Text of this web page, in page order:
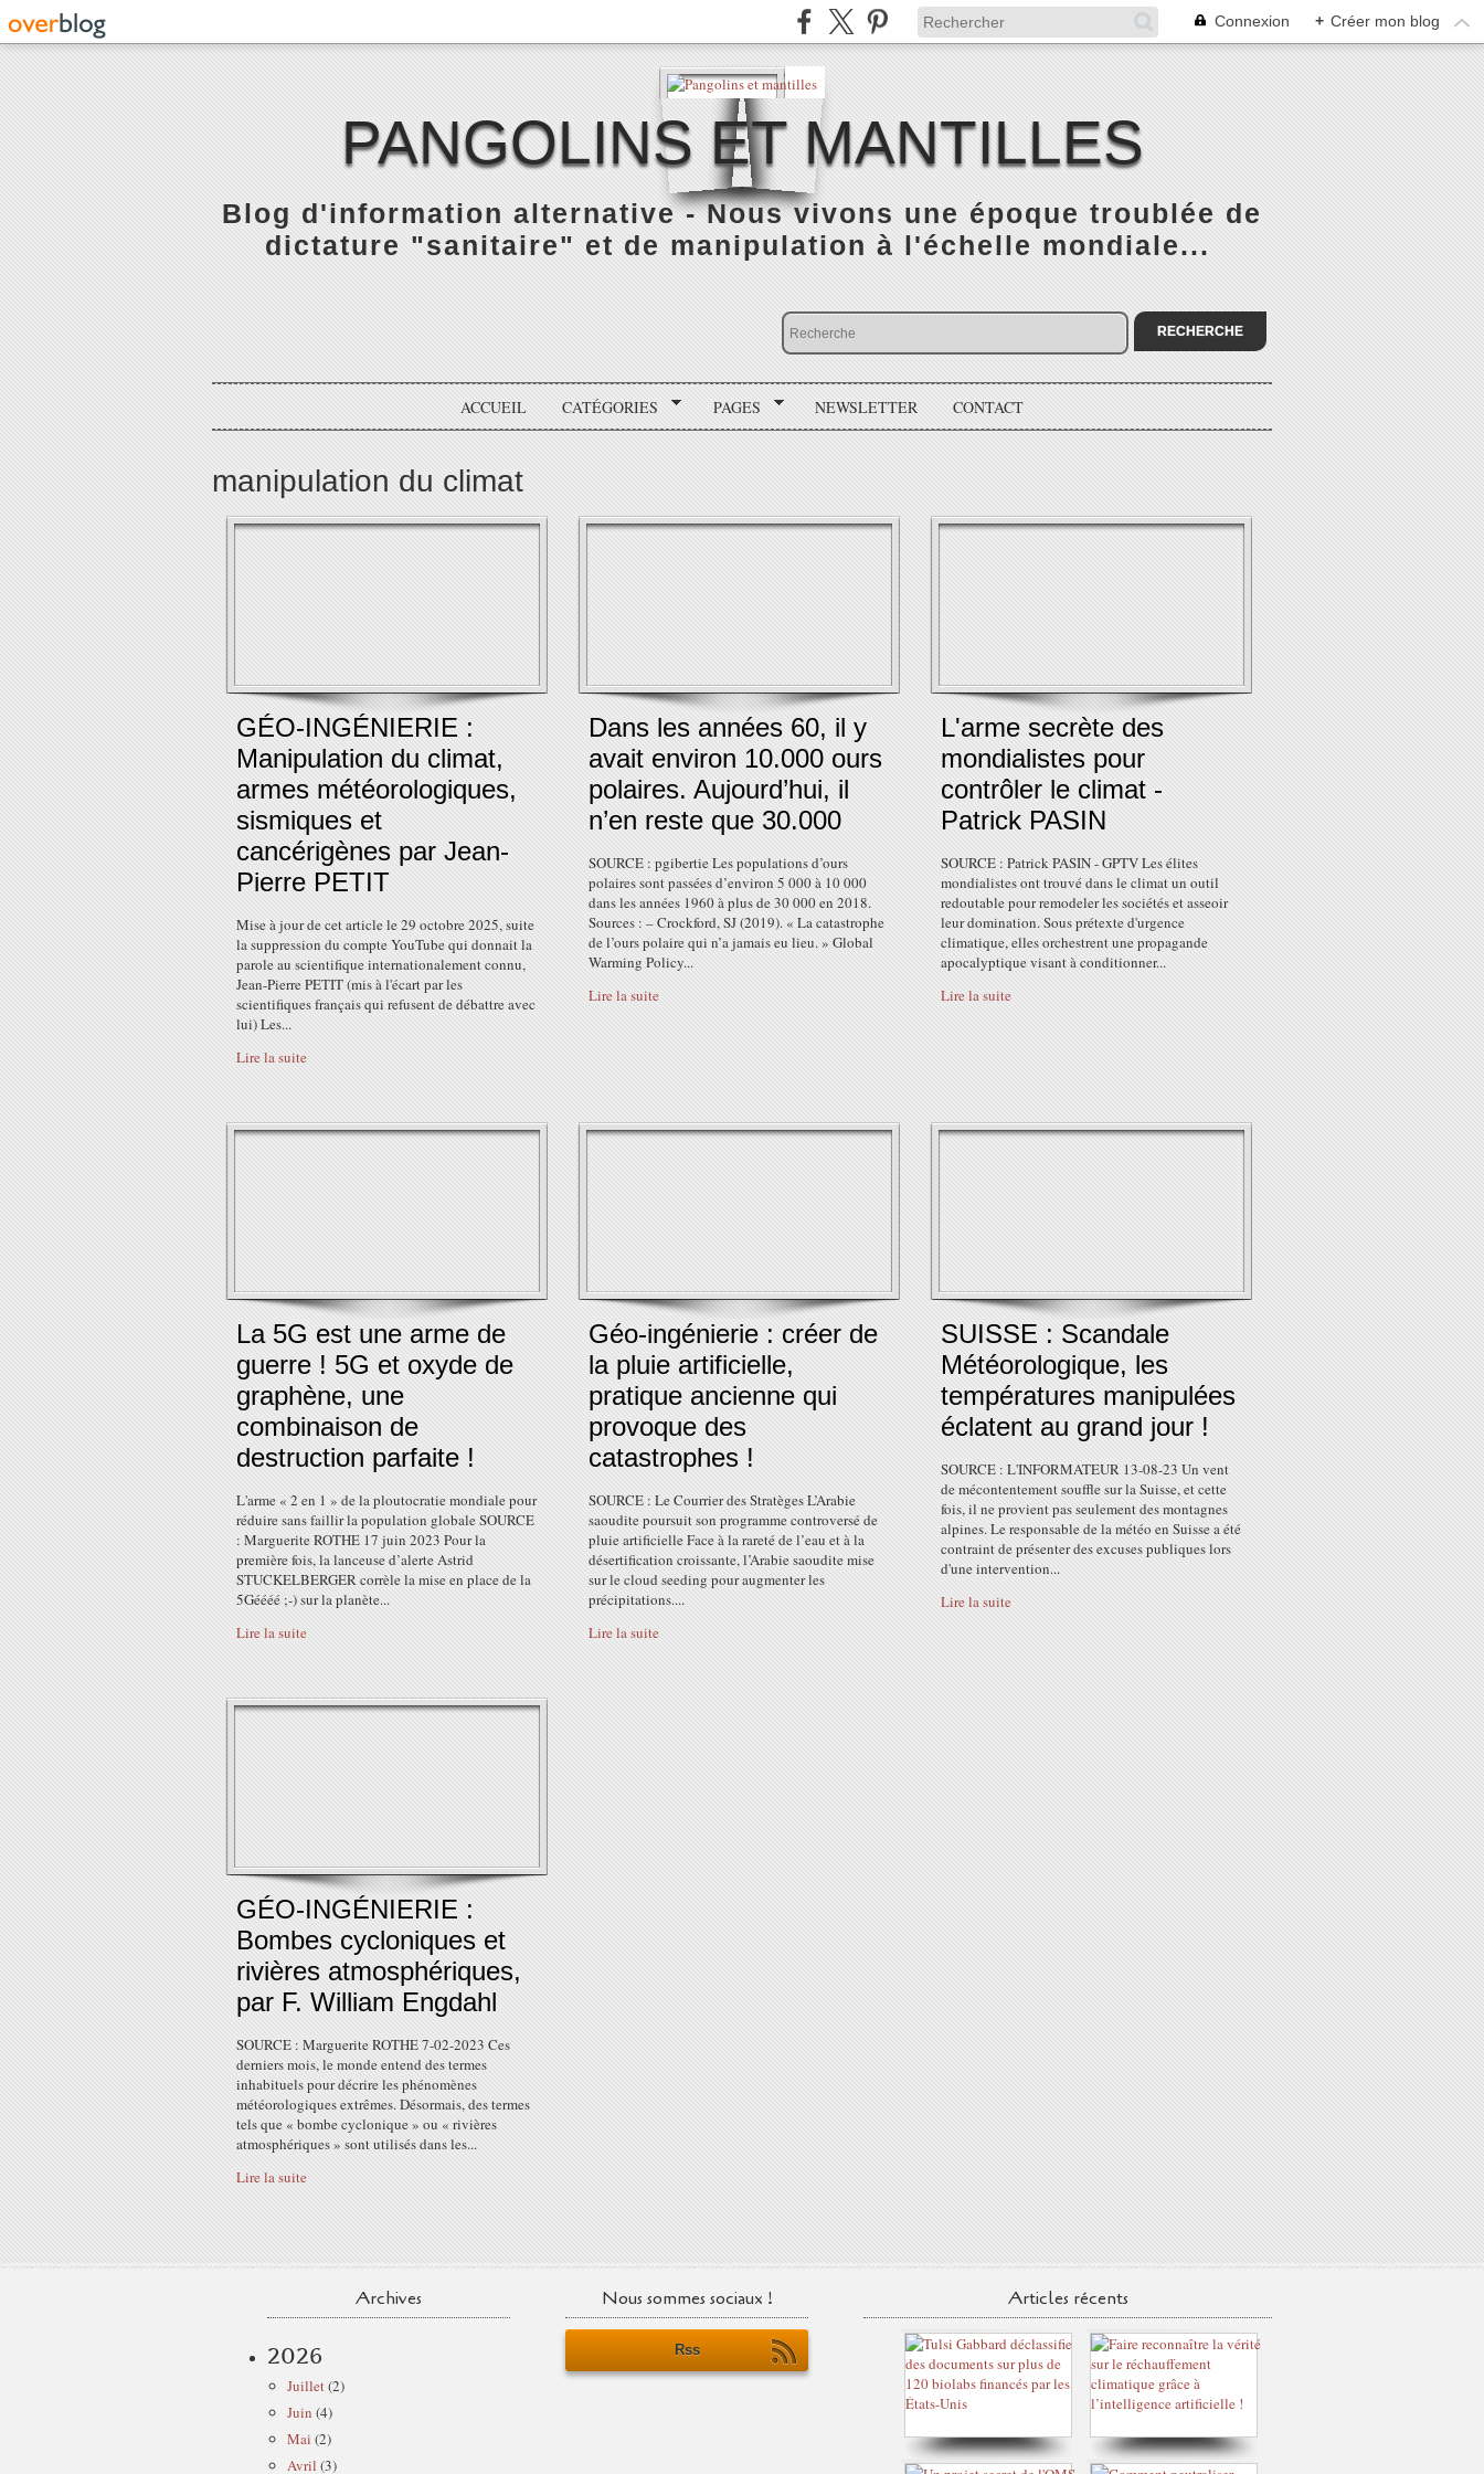
Connexion + Créer mon blog
PANGOLINS ET MANTILLES
Blog d'information alternative - Nous vivons une époque troublée de
dictature "sanitaire" et de manipulation à l'échelle mondiale...
ACCUEIL CATÉGORIES PAGES NEWSLETTER CONTACT
manipulation du climat
GÉO-INGÉNIERIE :
Manipulation du climat,
armes météorologiques,
sismiques et
cancérigènes par Jean-
Pierre PETIT
Mise à jour de cet article le 29 octobre 2025, suite
la suppression du compte YouTube qui donnait la
parole au scientifique internationalement connu,
Jean-Pierre PETIT (mis à l'écart par les
scientifiques français qui refusent de débattre avec
lui) Les...
Lire la suite
Dans les années 60, il y
avait environ 10.000 ours
polaires. Aujourd’hui, il
n’en reste que 30.000
SOURCE : pgibertie Les populations d’ours
polaires sont passées d’environ 5 000 à 10 000
dans les années 1960 à plus de 30 000 en 2018.
Sources : – Crockford, SJ (2019). « La catastrophe
de l’ours polaire qui n’a jamais eu lieu. » Global
Warming Policy...
Lire la suite
L'arme secrète des
mondialistes pour
contrôler le climat -
Patrick PASIN
SOURCE : Patrick PASIN - GPTV Les élites
mondialistes ont trouvé dans le climat un outil
redoutable pour remodeler les sociétés et asseoir
leur domination. Sous prétexte d'urgence
climatique, elles orchestrent une propagande
apocalyptique visant à conditionner...
Lire la suite
La 5G est une arme de
guerre ! 5G et oxyde de
graphène, une
combinaison de
destruction parfaite !
L'arme « 2 en 1 » de la ploutocratie mondiale pour
réduire sans faillir la population globale SOURCE
: Marguerite ROTHE 17 juin 2023 Pour la
première fois, la lanceuse d’alerte Astrid
STUCKELBERGER corrèle la mise en place de la
5Géééé ;-) sur la planète...
Lire la suite
Géo-ingénierie : créer de
la pluie artificielle,
pratique ancienne qui
provoque des
catastrophes !
SOURCE : Le Courrier des Stratèges L’Arabie
saoudite poursuit son programme controversé de
pluie artificielle Face à la rareté de l’eau et à la
désertification croissante, l’Arabie saoudite mise
sur le cloud seeding pour augmenter les
précipitations....
Lire la suite
SUISSE : Scandale
Météorologique, les
températures manipulées
éclatent au grand jour !
SOURCE : L'INFORMATEUR 13-08-23 Un vent
de mécontentement souffle sur la Suisse, et cette
fois, il ne provient pas seulement des montagnes
alpines. Le responsable de la météo en Suisse a été
contraint de présenter des excuses publiques lors
d'une intervention...
Lire la suite
GÉO-INGÉNIERIE :
Bombes cycloniques et
rivières atmosphériques,
par F. William Engdahl
SOURCE : Marguerite ROTHE 7-02-2023 Ces
derniers mois, le monde entend des termes
inhabituels pour décrire les phénomènes
météorologiques extrêmes. Désormais, des termes
tels que « bombe cyclonique » ou « rivières
atmosphériques » sont utilisés dans les...
Lire la suite
Archives
2026
Juillet(2)
Juin (4)
Mai (2)
Avril (3)
Nous sommes sociaux !
Rss
Articles récents